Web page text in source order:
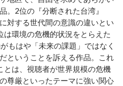
。2位の『分断された台湾』
対する世代間の意識の違いとい
は環境の危機的状況をとらえた
もはや「未来の課題」ではなく
ということを訴える作品。これ
とは、視聴者が世界規模の危機
尊厳といったテーマに強い関心